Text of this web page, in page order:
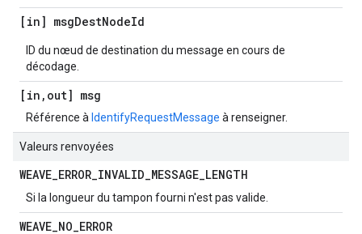
[in] msgDestNodeId
ID du nœud de destination du message en cours de
décodage.
[in , out] msg
Référence à IdentifyRequestMessage à renseigner.
Valeurs renvoyées
WEAVE_ERROR_INVALID_MESSAGE_LENGTH
Si la longueur du tampon fourni n'est pas valide.
WEAVE_NO_ERROR